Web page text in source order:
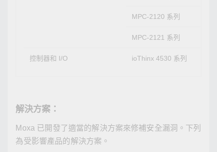
MPC-2120 系列
MPC-2121 系列
控制器和 I/O ioThinx 4530 系列
解決方案：
Moxa 已開發了適當的解決方案來修補安全漏洞。下列
為受影響產品的解決方案。